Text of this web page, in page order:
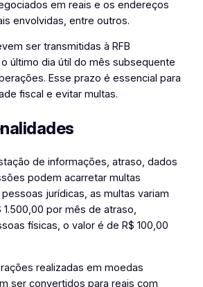
em reais e os endereços
envolvidas, entre outros.
ser transmitidas à RFB
último dia útil do mês subsequente
Esse prazo é essencial para
fiscal e evitar multas.
de informações, atraso, dados
podem acarretar multas
jurídicas, as multas variam
1.500,00 por mês de atraso,
físicas, o valor é de R$ 100,00
realizadas em moedas
ser convertidos para reais com